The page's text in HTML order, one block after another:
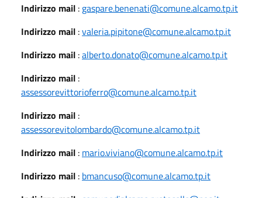
Indirizzo mail : gaspare.benenati@comune.alcamo.tp.it
Indirizzo mail :valeria.pipitone@comune.alcamo.tp.it
Indirizzo mail :alberto.donato@comune.alcamo.tp.it
Indirizzo mail :
assessorevittorioferro@comune.alcamo.tp.it
Indirizzo mail :
assessorevitolombardo@comune.alcamo.tp.it
Indirizzo mail : mario.viviano@comune.alcamo.tp.it
Indirizzo mail : bmancuso@comune.alcamo.tp.it